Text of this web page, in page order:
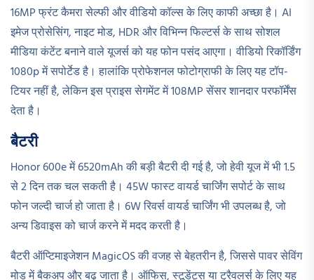
16MP फ्रंट कैमरा सेल्फी और वीडियो कॉल्स के लिए काफी अच्छा है। AI
इमेज प्रोसेसिंग, नाइट मोड, HDR और विभिन्न फिल्टर्स के साथ सोशल
मीडिया कंटेंट बनाने वाले यूजर्स को यह फोन पसंद आएगा। वीडियो रिकॉर्डिंग
1080p में सपोर्टेड है। हालांकि प्रोफेशनल फोटोग्राफी के लिए यह टॉप-
टियर नहीं है, लेकिन इस प्राइस सेगमेंट में 108MP सेंसर शानदार परफॉर्मेंस
देता है।
बैटरी
Honor 600e में 6520mAh की बड़ी बैटरी दी गई है, जो हेवी यूज में भी 1.5
से 2 दिन तक चल सकती है। 45W फास्ट वायर्ड चार्जिंग सपोर्ट के साथ
फोन जल्दी चार्ज हो जाता है। 6W रिवर्स वायर्ड चार्जिंग भी उपलब्ध है, जो
अन्य डिवाइस को चार्ज करने में मदद करती है।
बैटरी ऑप्टिमाइजेशन MagicOS की वजह से बेहतरीन है, जिससे पावर सेविंग